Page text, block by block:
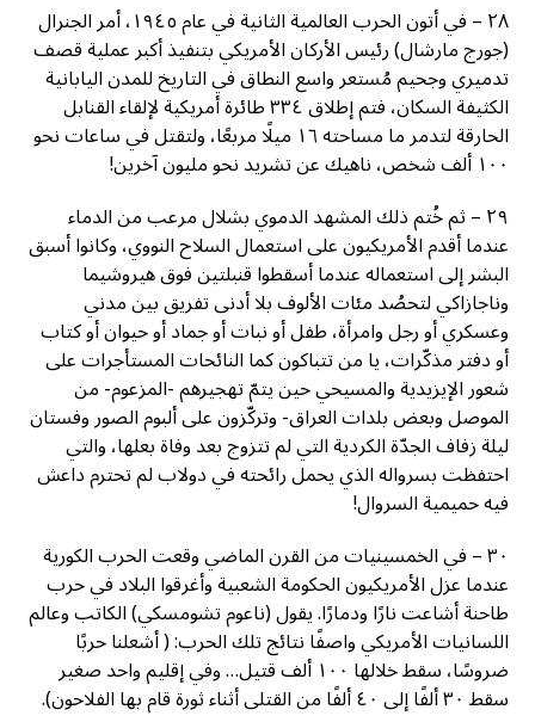
٢٨ – في أتون الحرب العالمية الثانية في عام ١٩٤٥، أمر الجنرال
(جورج مارشال) رئيس الأركان الأمريكي بتنفيذ أكبر عملية قصف
تدميري وجحيم مُستعر واسع النطاق في التاريخ للمدن اليابانية
الكثيفة السكان، فتم إطلاق ٣٣٤ طائرة أمريكية لإلقاء القنابل
الحارقة لتدمر ما مساحته ١٦ ميلًا مربعًا، ولتقتل في ساعات نحو
١٠٠ ألف شخص، ناهيك عن تشريد نحو مليون آخرين!
٢٩ – ثم خُتم ذلك المشهد الدموي بشلال مرعب من الدماء
عندما أقدم الأمريكيون على استعمال السلاح النووي، وكانوا أسبق
البشر إلى استعماله عندما أسقطوا قنبلتين فوق هيروشيما
وناجازاكي لتحصُد مئات الألوف بلا أدنى تفريق بين مدني
وعسكري أو رجل وامرأة، طفل أو نبات أو جماد أو حيوان أو كتاب
أو دفتر مذكّرات، يا من تتباكون كما النائحات المستأجرات على
شعور الإيزيدية والمسيحي حين يتمّ تهجيرهم -المزعوم- من
الموصل وبعض بلدات العراق- وتركّزون على ألبوم الصور وفستان
ليلة زفاف الجدّة الكردية التي لم تتزوج بعد وفاة بعلها، والتي
احتفظت بسرواله الذي يحمل رائحته في دولاب لم تحترم داعش
فيه حميمية السروال!
٣٠ – في الخمسينيات من القرن الماضي وقعت الحرب الكورية
عندما عزل الأمريكيون الحكومة الشعبية وأغرقوا البلاد في حرب
طاحنة أشاعت نارًا ودمارًا. يقول (ناعوم تشومسكي) الكاتب وعالم
اللسانيات الأمريكي واصفًا نتائج تلك الحرب: ( أشعلنا حربًا
ضروسًا، سقط خلالها ١٠٠ ألف قتيل… وفي إقليم واحد صغير
سقط ٣٠ ألفًا إلى ٤٠ ألفًا من القتلى أثناء ثورة قام بها الفلاحون).